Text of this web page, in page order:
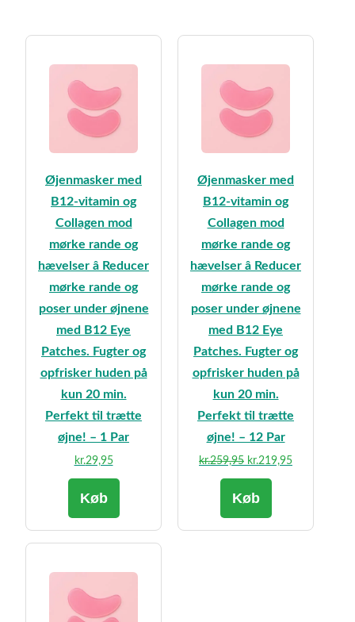
Øjenmasker med
B12-vitamin og
Collagen mod
mørke rande og
hævelser â Reducer
mørke rande og
poser under øjnene
med B12 Eye
Patches. Fugter og
opfrisker huden på
kun 20 min.
Perfekt til trætte
øjne! – 1 Par
kr.29,95
Køb
Øjenmasker med
B12-vitamin og
Collagen mod
mørke rande og
hævelser â Reducer
mørke rande og
poser under øjnene
med B12 Eye
Patches. Fugter og
opfrisker huden på
kun 20 min.
Perfekt til trætte
øjne! – 12 Par
kr.259,95 Den
oprindelige
pris
kr.259,95.
kr.219,95Den
kr.219,95.
Køb